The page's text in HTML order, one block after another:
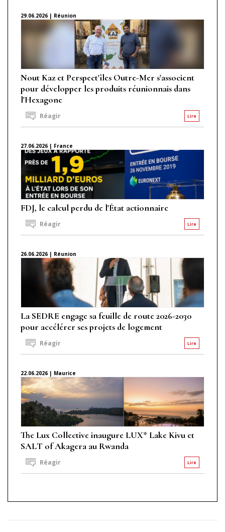
29.06.2026 | Réunion
Nout Kaz et Perspect'îles Outre-Mer s'associent
pour développer les produits réunionnais dans
l'Hexagone
Lire
Réagir
27.06.2026 | France
FDJ, le calcul perdu de l'État actionnaire
Lire
Réagir
26.06.2026 | Réunion
La SEDRE engage sa feuille de route 2026-2030
pour accélérer ses projets de logement
Lire
Réagir
22.06.2026 | Maurice
The Lux Collective inaugure LUX* Lake Kivu et
SALT of Akagera au Rwanda
Lire
Réagir